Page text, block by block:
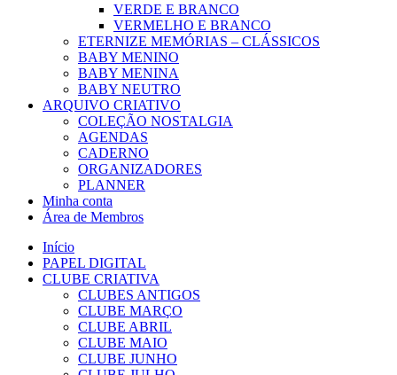
VERDE E BRANCO
VERMELHO E BRANCO
ETERNIZE MEMÓRIAS – CLÁSSICOS
BABY MENINO
BABY MENINA
BABY NEUTRO
ARQUIVO CRIATIVO
COLEÇÃO NOSTALGIA
AGENDAS
CADERNO
ORGANIZADORES
PLANNER
Minha conta
Área de Membros
Início
PAPEL DIGITAL
CLUBE CRIATIVA
CLUBES ANTIGOS
CLUBE MARÇO
CLUBE ABRIL
CLUBE MAIO
CLUBE JUNHO